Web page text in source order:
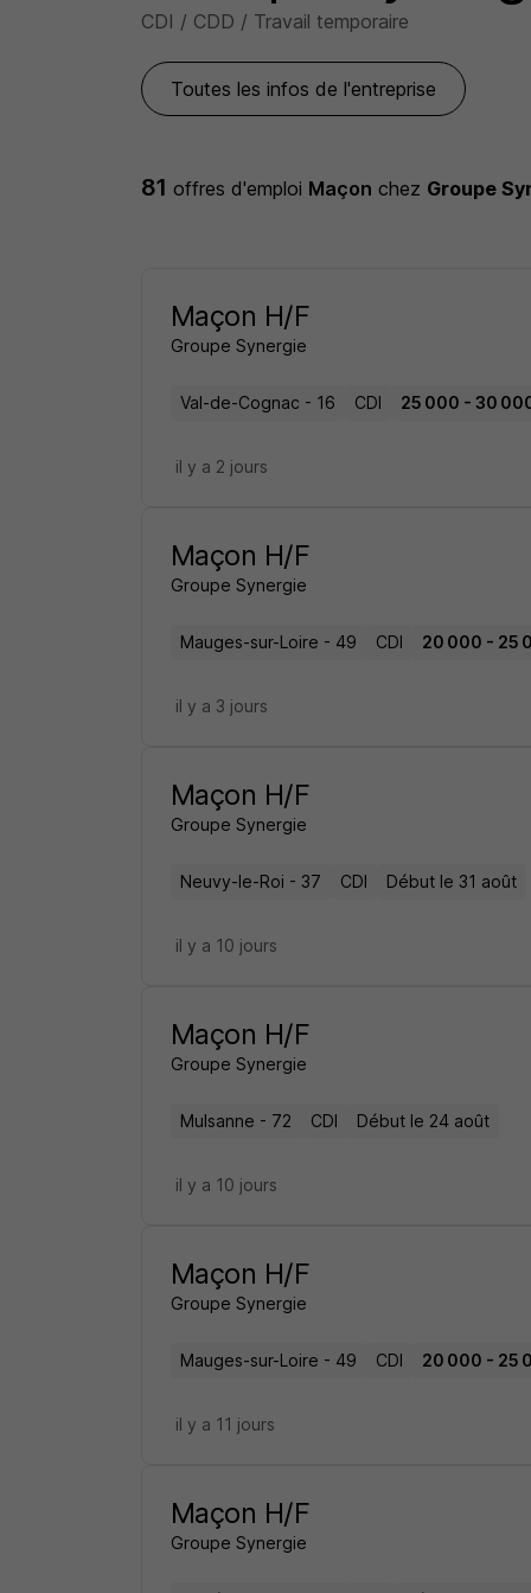
CDI / CDD / Travail temporaire
Toutes les infos de l'entreprise
81 offres d'emploi Maçon chez Groupe
Maçon H/F
Groupe Synergie
Val-de-Cognac - 16 CDI 25 000 - 30
il y a 2 jours
Maçon H/F
Groupe Synergie
Mauges-sur-Loire - 49 CDI 20 000 - 25
il y a 3 jours
Maçon H/F
Groupe Synergie
Neuvy-le-Roi - 37 CDI Début le 31 août
il y a 10 jours
Maçon H/F
Groupe Synergie
Mulsanne - 72 CDI Début le 24 août
il y a 10 jours
Maçon H/F
Groupe Synergie
Mauges-sur-Loire - 49 CDI 20 000 - 25
il y a 11 jours
Maçon H/F
Groupe Synergie